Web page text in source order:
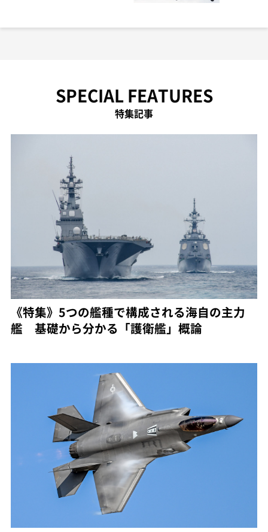
SPECIAL FEATURES
特集記事
《特集》5つの艦種で構成される海自の主力
艦 基礎から分かる「護衛艦」概論